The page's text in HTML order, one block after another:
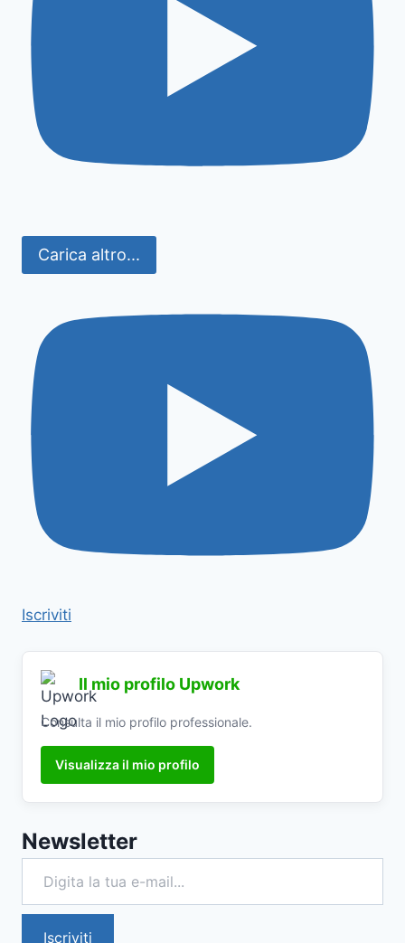
Carica altro...
Iscriviti
Il mio profilo Upwork
Consulta il mio profilo professionale.
Visualizza il mio profilo
Newsletter
Digita la tua e-mail...
Iscriviti